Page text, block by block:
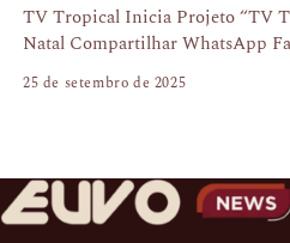
TV Tropical Inicia Projeto “TV
Natal Compartilhar WhatsApp
25 de setembro de 2025